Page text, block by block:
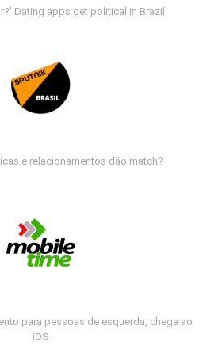
Dating apps get political in Brazil
e relacionamentos dão match?
para pessoas de esquerda, chega ao
iOS